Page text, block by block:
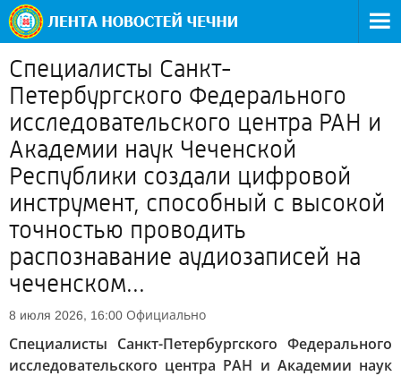
Специалисты Санкт-
Петербургского Федерального
исследовательского центра РАН и
Академии наук Чеченской
Республики создали цифровой
инструмент, способный с высокой
точностью проводить
распознавание аудиозаписей на
чеченском...
8 июля 2026, 16:00 Официально
Специалисты Санкт-Петербургского Федерального
исследовательского центра РАН и Академии наук